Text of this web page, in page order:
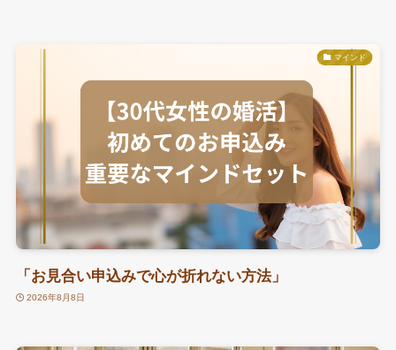
マインド
「お見合い申込みで心が折れない方法」
2026年8月8日